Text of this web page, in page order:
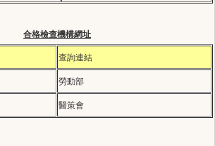
合格檢查機構網址
查詢連結
勞動部
醫策會